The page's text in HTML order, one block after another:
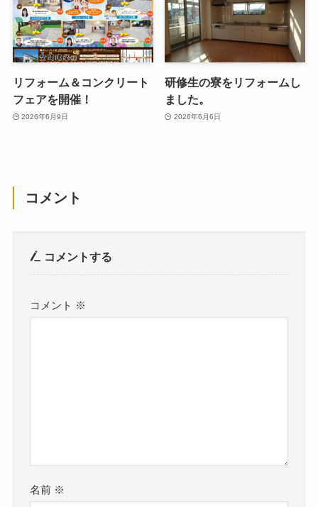
リフォーム＆コンクリート
フェアを開催！
2026年6月9日
研修生の寮をリフォームし
ました。
2026年6月6日
コメント
コメントする
コメント ※
名前 ※